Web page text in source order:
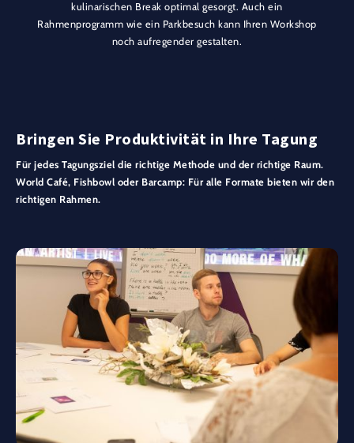
kulinarischen Break optimal gesorgt. Auch ein
Rahmenprogramm wie ein Parkbesuch kann Ihren Workshop
noch aufregender gestalten.
Bringen Sie Produktivität in Ihre Tagung
Für jedes Tagungsziel die richtige Methode und der richtige Raum.
World Café, Fishbowl oder Barcamp: Für alle Formate bieten wir den
richtigen Rahmen.